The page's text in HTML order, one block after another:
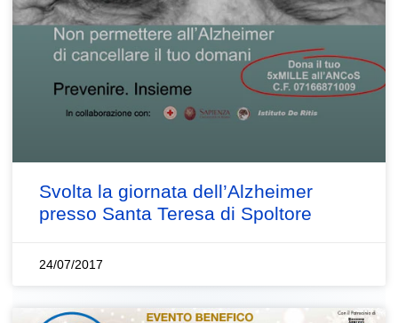
Svolta la giornata dell’Alzheimer
presso Santa Teresa di Spoltore
24/07/2017